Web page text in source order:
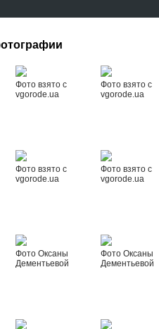
Фото взято с
vgorode.ua
Фото взято с
vgorode.ua
Фото взято с
vgorode.ua
Фото взято с
vgorode.ua
Фото Оксаны
Дементьевой
Фото Оксаны
Дементьевой